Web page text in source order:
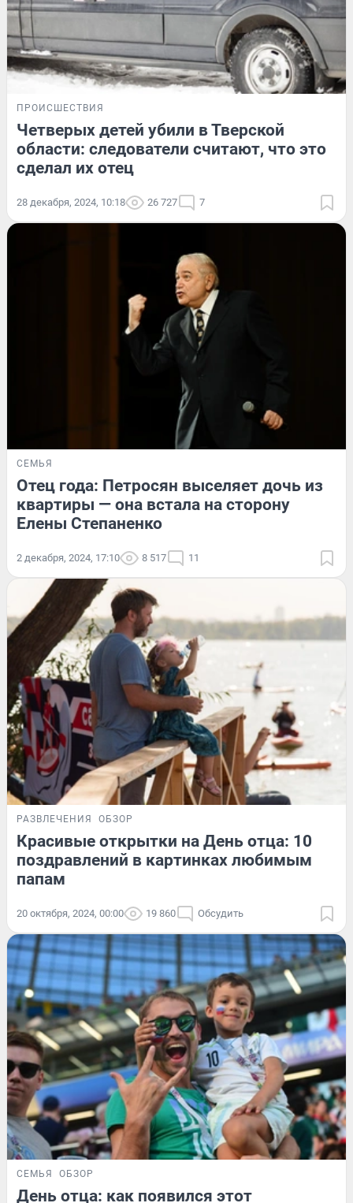
ПРОИСШЕСТВИЯ
Четверых детей убили в Тверской
области: следователи считают, что это
сделал их отец
28 декабря, 2024, 10:18 26 727 7
СЕМЬЯ
Отец года: Петросян выселяет дочь из
квартиры — она встала на сторону
Елены Степаненко
2 декабря, 2024, 17:10 8 517 11
РАЗВЛЕЧЕНИЯ ОБЗОР
Красивые открытки на День отца: 10
поздравлений в картинках любимым
папам
20 октября, 2024, 00:00 19 860 Обсудить
СЕМЬЯ ОБЗОР
День отца: как появился этот